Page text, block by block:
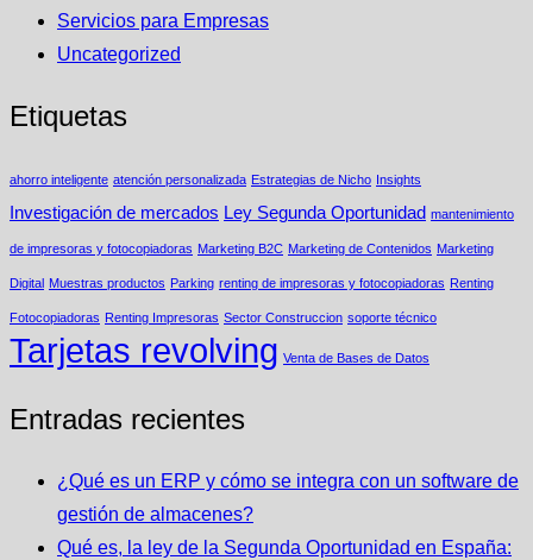
Servicios para Empresas
Uncategorized
Etiquetas
ahorro inteligente atención personalizada Estrategias de Nicho Insights
Investigación de mercados Ley Segunda Oportunidad mantenimiento
de impresoras y fotocopiadoras Marketing B2C Marketing de Contenidos Marketing
Digital Muestras productos Parking renting de impresoras y fotocopiadoras Renting
Fotocopiadoras Renting Impresoras Sector Construccion soporte técnico
Tarjetas revolving Venta de Bases de Datos
Entradas recientes
¿Qué es un ERP y cómo se integra con un software de
gestión de almacenes?
Qué es, la ley de la Segunda Oportunidad en España: